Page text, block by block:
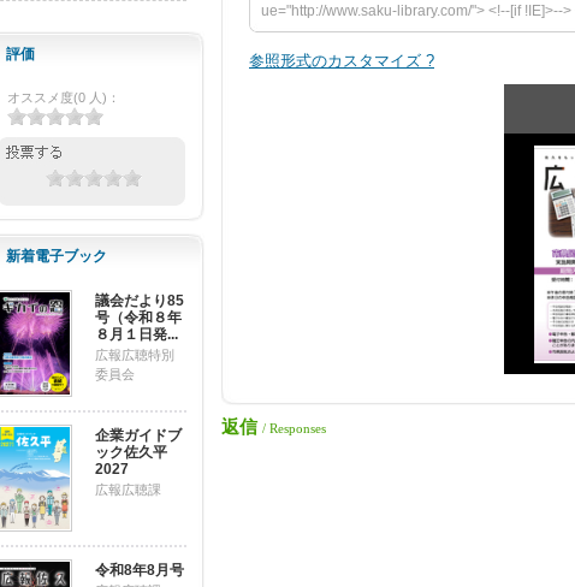
評価
オススメ度(0人) ：
新着電子ブック
議会だより85
号（令和８年
８月１日発...
広報広聴特別
委員会
企業ガイドブ
ック佐久平
2027
広報広聴課
令和8年8月号
ue="http://www.saku-library.com/"> <!--[if
m/megazine/embed.swf" width="300"
vars" value="book=http://www.saku-
u-library.com/book/content.php?id=867"/>
0"> <param name="expressinstall"
="http://www.saku-library.com/"> <div> <h4>こ
4> <p><a href="http://www.adobe.com/go/
et_flash_player.gif" alt=" Adobe Flash Playerを
参照形式のカスタマイズ ?
返信 / Responses